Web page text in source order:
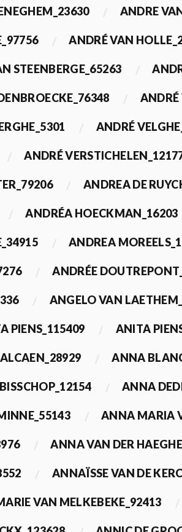
ANDRE
ANDRÉ VAN
STEENBERGE_65263
ANDRÉ
ANDRÉ
ANDRÉ
ANDREA DE
ANDRÉA HOECKMAN_16203
ANDREA
ANDRÉE
ANGELO VAN
PIENS_115409 ANITA
ANNA
ANNA
ANNA MARIA
ANNA VAN DER
ANNAÏSSE VAN DE
VAN MELKEBEKE_92413